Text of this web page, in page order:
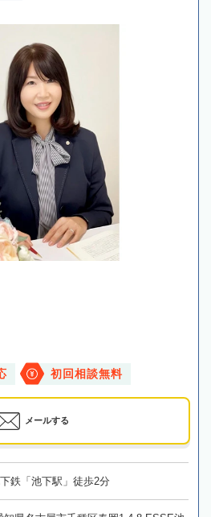
初回相談無料
メールする
鉄「池下駅」徒歩2分